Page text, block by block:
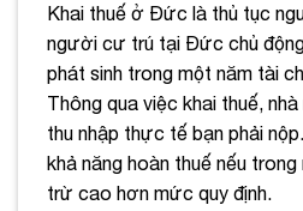
Khai thuế ở Đức là thủ tục
người cư trú tại Đức chủ
phát sinh trong một năm tài
Thông qua việc khai thuế,
thu nhập thực tế bạn phải
khả năng hoàn thuế nếu trong
trừ cao hơn mức quy định.